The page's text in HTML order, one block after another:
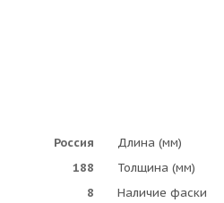
Россия Длина (мм)
188 Толщина (мм)
8 Наличие фаски